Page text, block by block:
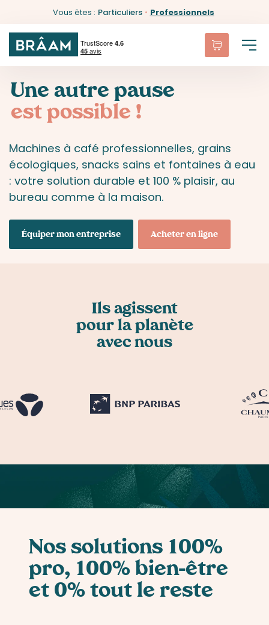
Vous êtes : Particuliers • Professionnels
Une autre pause
est possible !
Machines à café professionnelles, grains
écologiques, snacks sains et fontaines à eau
: votre solution durable et 100 % plaisir, au
bureau comme à la maison.
Équiper mon entreprise Acheter en ligne
Ils agissent
pour la planète
avec nous
Nos solutions100%
pro, 100%bien-être
et 0%tout le reste